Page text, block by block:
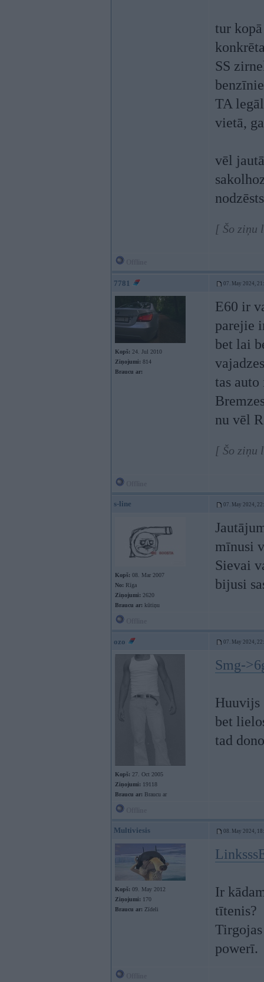
tur
SS
TA
vietā,
vēl
[ Šo ziņu
7781 07. May 2024,
Kopš: 24. Jul 2010
Ziņojumi: 814
Braucu ar:
E60 ir
parejie
bet lai
tas
nu vēl
[ Šo ziņu
s-line 07. May 2024,
Kopš: 08. Mar 2007
No: Rīga
Ziņojumi: 2620
Braucu ar: kūtiņu
mīnusi
Sievai
bijusi
ozo 07. May 2024,
Kopš: 27. Oct 2005
Ziņojumi: 19118
Braucu ar: Braucu ar
Smg-
Huuvijs
bet
tad
Multiviesis 08. May 2024,
Kopš: 09. May 2012
Ziņojumi: 170
Braucu ar: Zīdeli
Ir
tītenis?
powerī.